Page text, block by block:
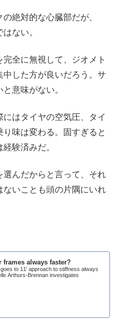
絶対的な心臓部だが、
ない。
全に無視して、ジオメト
中した方が良いだろう。サ
意味がない。
はタイヤの空気圧、タイ
味は変わる。固すぎると
験済みだ。
んだからと言って、それ
いことも頭の片隅にいれ
frames always faster?
to 11' approach to stiffness always
Arthurs-Brennan investigates